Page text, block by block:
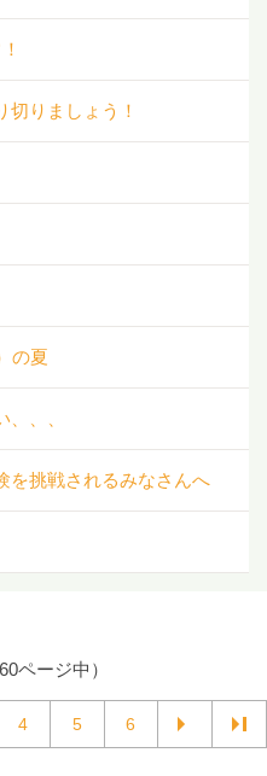
切りましょう！
の夏
、、
を挑戦されるみなさんへ
ページ中）
4 5 6